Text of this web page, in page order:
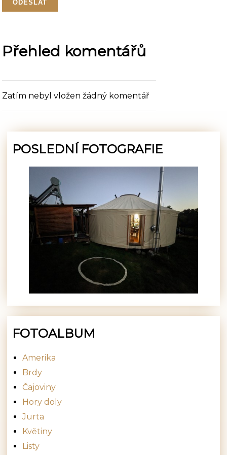
Přehled komentářů
Zatím nebyl vložen žádný komentář
POSLEDNÍ FOTOGRAFIE
FOTOALBUM
Amerika
Brdy
Čajoviny
Hory doly
Jurta
Květiny
Listy